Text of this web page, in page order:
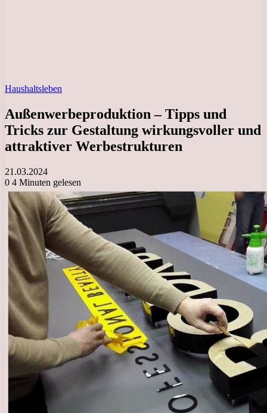
Haushaltsleben
Außenwerbeproduktion – Tipps und
Tricks zur Gestaltung wirkungsvoller und
attraktiver Werbestrukturen
21.03.2024
0 4 Minuten gelesen